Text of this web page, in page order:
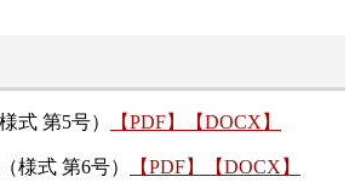
式 第5号） 【PDF】 【DOCX】
様式 第6号） 【PDF】 【DOCX】